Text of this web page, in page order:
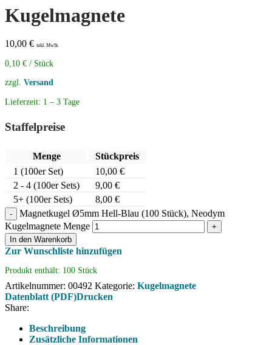
Kugelmagnete
10,00 € inkl. MwSt.
0,10 € / Stück
zzgl. Versand
Lieferzeit: 1 – 3 Tage
Staffelpreise
Menge
Stückpreis
1 (100er Set) 10,00 €
2 - 4 (100er Sets)
9,00 €
5+ (100er Sets)
8,00 €
Magnetkugel Ø5mm Hell-Blau (100 Stück), Neodym
Kugelmagnete Menge
In den Warenkorb
Zur Wunschliste hinzufügen
Produkt enthält: 100 Stück
Artikelnummer: 00492 Kategorie: Kugelmagnete
Datenblatt (PDF)Drucken
Share:
Beschreibung
Zusätzliche Informationen